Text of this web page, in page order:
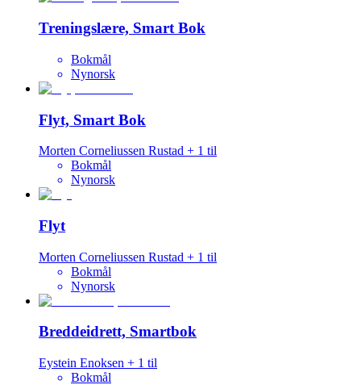
Treningslære, Smart Bok
Bokmål
Nynorsk
Flyt, Smart Bok
Morten Corneliussen Rustad + 1 til
Bokmål
Nynorsk
Flyt
Morten Corneliussen Rustad + 1 til
Bokmål
Nynorsk
Breddeidrett, Smartbok
Eystein Enoksen + 1 til
Bokmål